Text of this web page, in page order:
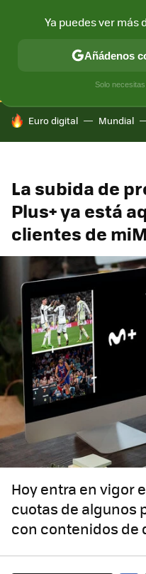
CONECTIVIDAD MÓVIL Y
HOY SE HABLA DE
Euro digital Mundial
La subida de
Plus+ ya está
clientes de
Hoy entra en vigor
cuotas de algunos
con contenidos de
Ya puedes ver más
Añádenos
Solo